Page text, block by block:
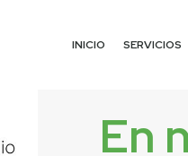
INICIO SERVICIOS
En